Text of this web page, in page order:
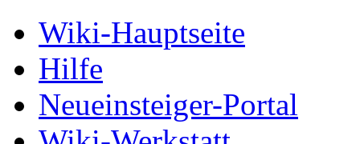
Wiki-Hauptseite
Hilfe
Neueinsteiger-Portal